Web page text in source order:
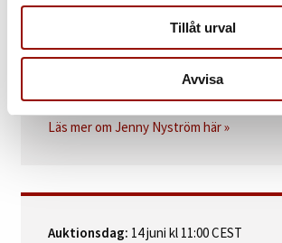
Tillåt urval
Avvisa
Stig Lindholm, Jenny Nyströms samlade verk
trollspö, del I, upptagen under årssignerade
FOKUS
Läs mer om Jenny Nyström här »
Auktionsdag: 14 juni kl 11:00 CEST